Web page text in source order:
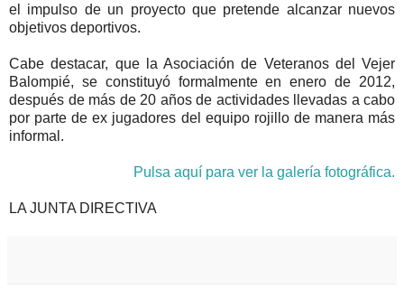
el impulso de un proyecto que pretende alcanzar nuevos
objetivos deportivos.
Cabe destacar, que la Asociación de Veteranos del Vejer
Balompié, se constituyó formalmente en enero de 2012,
después de más de 20 años de actividades llevadas a cabo
por parte de ex jugadores del equipo rojillo de manera más
informal.
Pulsa aquí para ver la galería fotográfica.
LA JUNTA DIRECTIVA